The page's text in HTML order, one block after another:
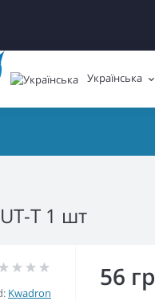
Українська
T 1 шт
Kwadron
56